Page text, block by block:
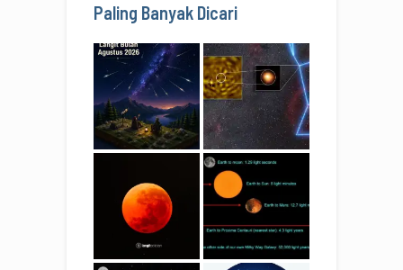
Paling Banyak Dicari